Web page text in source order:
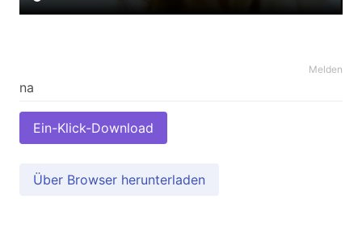
Melden
Ein-Klick-Download
Über Browser herunterladen